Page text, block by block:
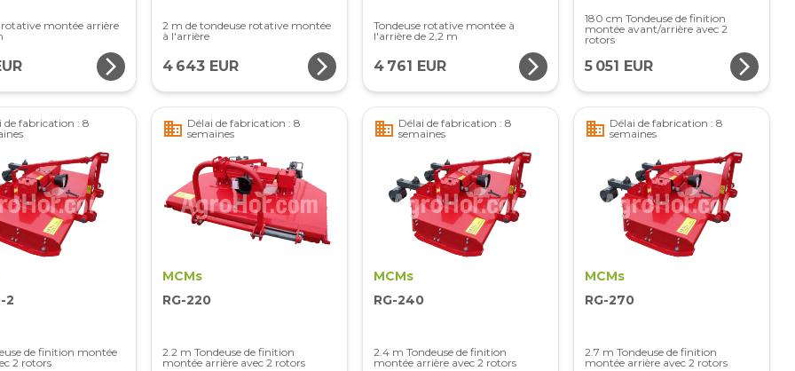
rotative montée arrière
arrow_forward_ios
2 m de tondeuse rotative montée
à l'arrière
4 643 EUR arrow_forward_ios
Tondeuse rotative montée à
l'arrière de 2,2 m
4 761 EUR arrow_forward_ios
180 cm Tondeuse de finition
montée avant/arrière avec 2
rotors
5 051 EUR arrow_forward_ios
de fabrication : 8
2
de finition montée
2 rotors
business Délai de fabrication : 8
semaines
MCMs
RG-220
2.2 m Tondeuse de finition
montée arrière avec 2 rotors
business Délai de fabrication : 8
semaines
MCMs
RG-240
2.4 m Tondeuse de finition
montée arrière avec 2 rotors
business Délai de fabrication : 8
semaines
MCMs
RG-270
2.7 m Tondeuse de finition
montée arrière avec 2 rotors